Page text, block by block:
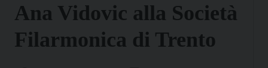
Ana Vidovic alla Società
Filarmonica di Trento